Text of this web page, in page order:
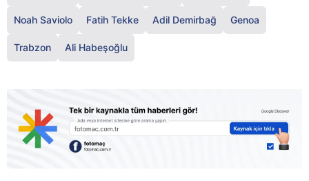
Noah Saviolo Fatih Tekke Adil Demirbağ Genoa
Trabzon Ali Habeşoğlu